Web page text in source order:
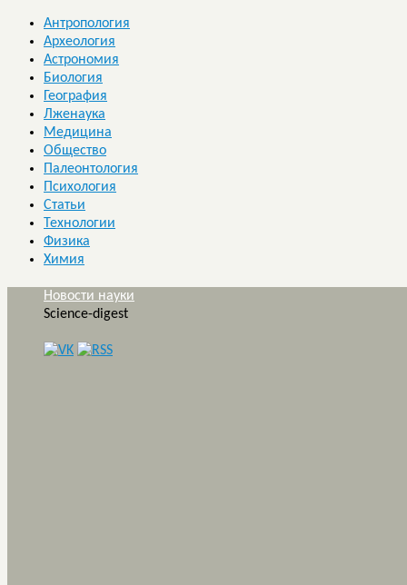
Антропология
Археология
Астрономия
Биология
География
Лженаука
Медицина
Общество
Палеонтология
Психология
Статьи
Технологии
Физика
Химия
Новости науки
Science-digest